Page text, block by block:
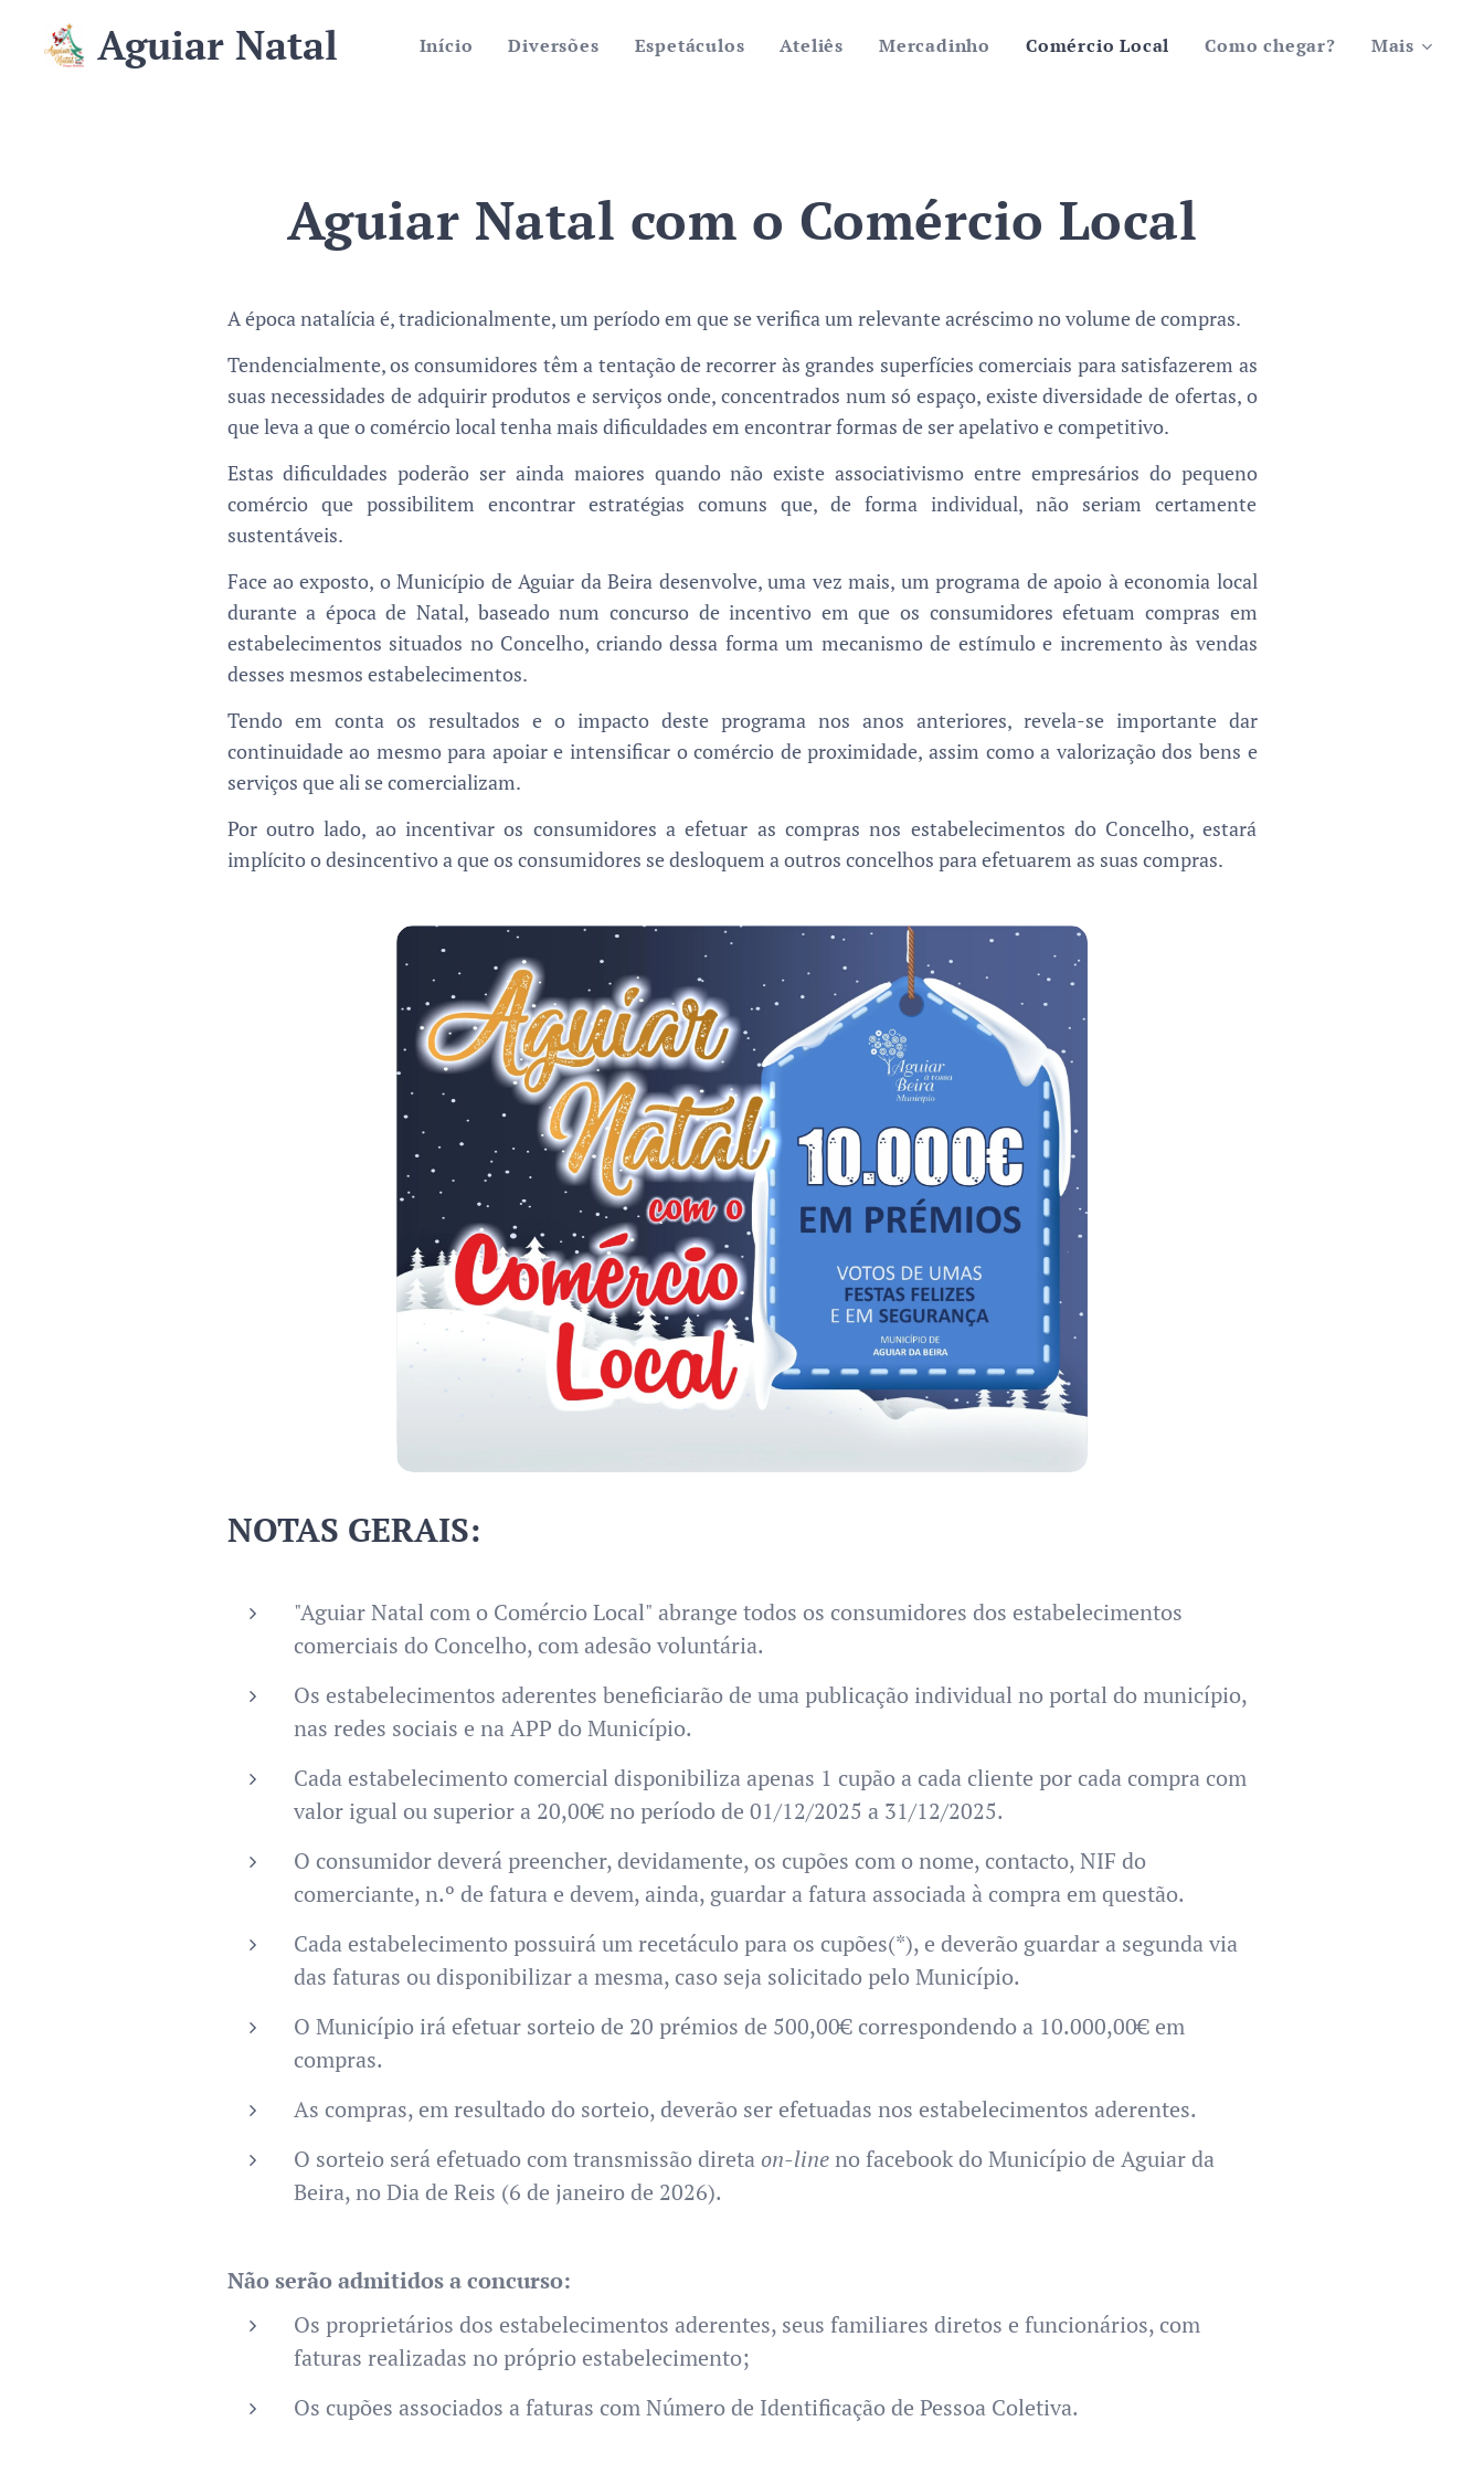
Aguiar Natal Início Diversões Espetáculos Ateliês Mercadinho Comércio Local Como chegar? Mais
Aguiar Natal com o Comércio Local
A época natalícia é, tradicionalmente, um período em que se verifica um relevante acréscimo no volume de compras.
Tendencialmente, os consumidores têm a tentação de recorrer às grandes superfícies comerciais para satisfazerem as
suas necessidades de adquirir produtos e serviços onde, concentrados num só espaço, existe diversidade de ofertas, o
que leva a que o comércio local tenha mais dificuldades em encontrar formas de ser apelativo e competitivo.
Estas dificuldades poderão ser ainda maiores quando não existe associativismo entre empresários do pequeno
comércio que possibilitem encontrar estratégias comuns que, de forma individual, não seriam certamente
sustentáveis.
Face ao exposto, o Município de Aguiar da Beira desenvolve, uma vez mais, um programa de apoio à economia local
durante a época de Natal, baseado num concurso de incentivo em que os consumidores efetuam compras em
estabelecimentos situados no Concelho, criando dessa forma um mecanismo de estímulo e incremento às vendas
desses mesmos estabelecimentos.
Tendo em conta os resultados e o impacto deste programa nos anos anteriores, revela-se importante dar
continuidade ao mesmo para apoiar e intensificar o comércio de proximidade, assim como a valorização dos bens e
serviços que ali se comercializam.
Por outro lado, ao incentivar os consumidores a efetuar as compras nos estabelecimentos do Concelho, estará
implícito o desincentivo a que os consumidores se desloquem a outros concelhos para efetuarem as suas compras.
NOTAS GERAIS:
"Aguiar Natal com o Comércio Local" abrange todos os consumidores dos estabelecimentos
comerciais do Concelho, com adesão voluntária.
Os estabelecimentos aderentes beneficiarão de uma publicação individual no portal do município,
nas redes sociais e na APP do Município.
Cada estabelecimento comercial disponibiliza apenas 1 cupão a cada cliente por cada compra com
valor igual ou superior a 20,00€ no período de 01/12/2025 a 31/12/2025.
O consumidor deverá preencher, devidamente, os cupões com o nome, contacto, NIF do
comerciante, n.º de fatura e devem, ainda, guardar a fatura associada à compra em questão.
Cada estabelecimento possuirá um recetáculo para os cupões(*), e deverão guardar a segunda via
das faturas ou disponibilizar a mesma, caso seja solicitado pelo Município.
O Município irá efetuar sorteio de 20 prémios de 500,00€ correspondendo a 10.000,00€ em
compras.
As compras, em resultado do sorteio, deverão ser efetuadas nos estabelecimentos aderentes.
O sorteio será efetuado com transmissão direta on-lineno facebook do Município de Aguiar da
Beira, no Dia de Reis (6 de janeiro de 2026).
Não serão admitidos a concurso:
Os proprietários dos estabelecimentos aderentes, seus familiares diretos e funcionários, com
faturas realizadas no próprio estabelecimento;
Os cupões associados a faturas com Número de Identificação de Pessoa Coletiva.